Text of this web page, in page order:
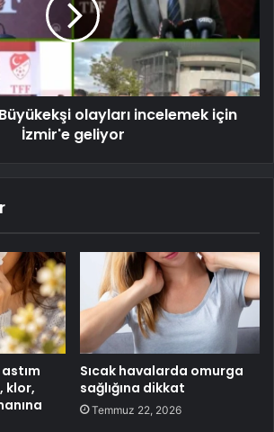
Büyükekşi olayları incelemek için
İzmir'e geliyor
klor,
Sıcak havalarda omurga
sağlığına dikkat
Temmuz 22, 2026